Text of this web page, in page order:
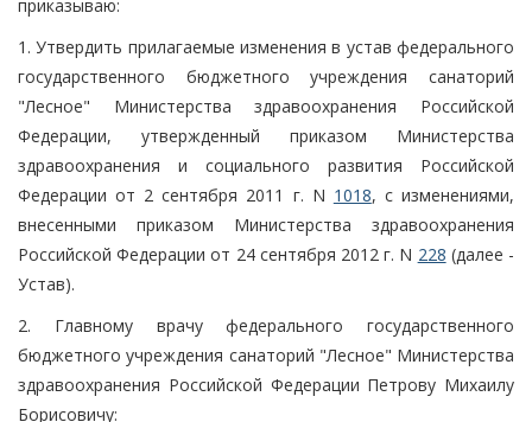
приказываю:
1. Утвердить прилагаемые изменения в устав федерального
государственного бюджетного учреждения санаторий
"Лесное" Министерства здравоохранения Российской
Федерации, утвержденный приказом Министерства
здравоохранения и социального развития Российской
Федерации от 2 сентября 2011 г. N 1018, с изменениями,
внесенными приказом Министерства здравоохранения
Российской Федерации от 24 сентября 2012 г. N 228 (далее -
Устав).
2. Главному врачу федерального государственного
бюджетного учреждения санаторий "Лесное" Министерства
здравоохранения Российской Федерации Петрову Михаилу
Борисовичу: